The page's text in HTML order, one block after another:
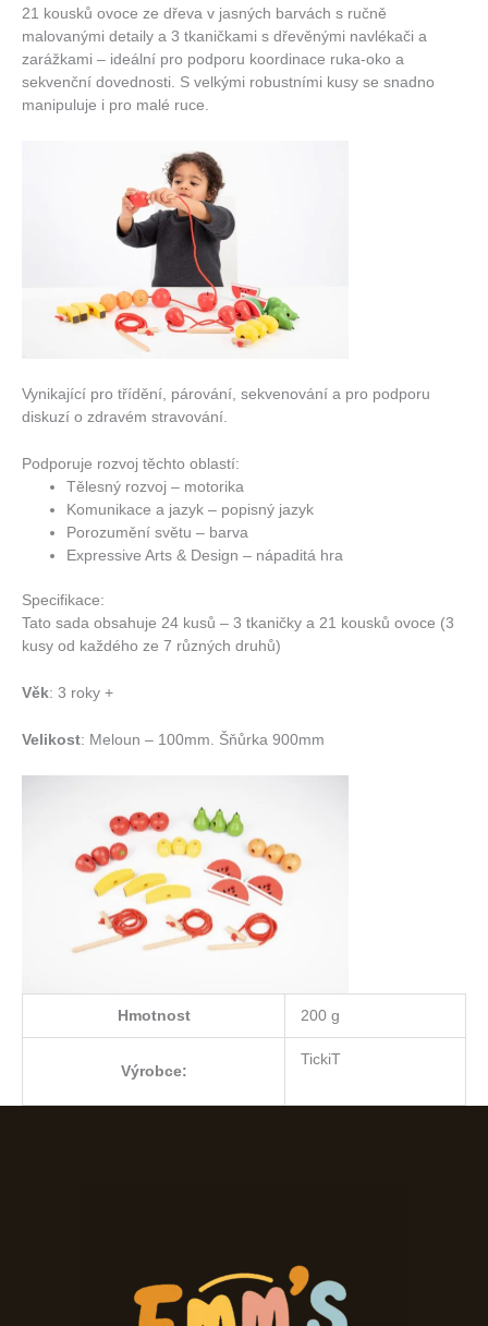
21 kousků ovoce ze dřeva v jasných barvách s ručně
malovanými detaily a 3 tkaničkami s dřevěnými navlékači a
zarážkami – ideální pro podporu koordinace ruka-oko a
sekvenční dovednosti. S velkými robustními kusy se snadno
manipuluje i pro malé ruce.
Vynikající pro třídění, párování, sekvenování a pro podporu
diskuzí o zdravém stravování.
Podporuje rozvoj těchto oblastí:
Tělesný rozvoj – motorika
Komunikace a jazyk – popisný jazyk
Porozumění světu – barva
Expressive Arts & Design – nápaditá hra
Specifikace:
Tato sada obsahuje 24 kusů – 3 tkaničky a 21 kousků ovoce (3
kusy od každého ze 7 různých druhů)
Věk: 3 roky +
Velikost: Meloun – 100mm. Šňůrka 900mm
Hmotnost 200 g
Výrobce:
TickiT